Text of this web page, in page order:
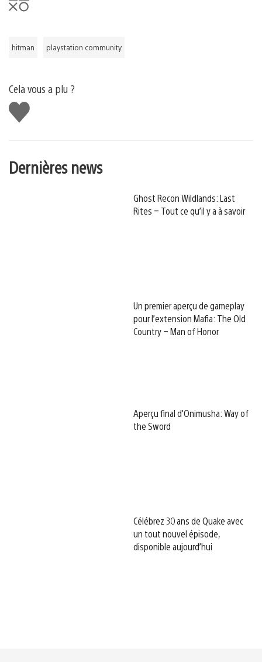
hitman playstation community
Cela vous a plu ?
J'aime
Dernières news
Ghost Recon Wildlands: Last
Rites – Tout ce qu’il y a à savoir
Un premier aperçu de gameplay
pour l’extension Mafia: The Old
Country – Man of Honor
Aperçu final d’Onimusha: Way of
the Sword
Célébrez 30 ans de Quake avec
un tout nouvel épisode,
disponible aujourd’hui